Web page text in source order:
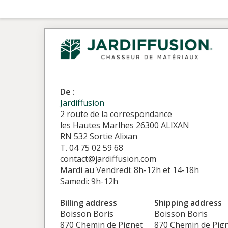
De :
Jardiffusion
2 route de la correspondance
les Hautes Marlhes 26300 ALIXAN
RN 532 Sortie Alixan
T. 04 75 02 59 68
contact@jardiffusion.com
Mardi au Vendredi: 8h-12h et 14-18h
Samedi: 9h-12h
Billing address
Boisson Boris
870 Chemin de Pignet
Shipping address
Boisson Boris
870 Chemin de